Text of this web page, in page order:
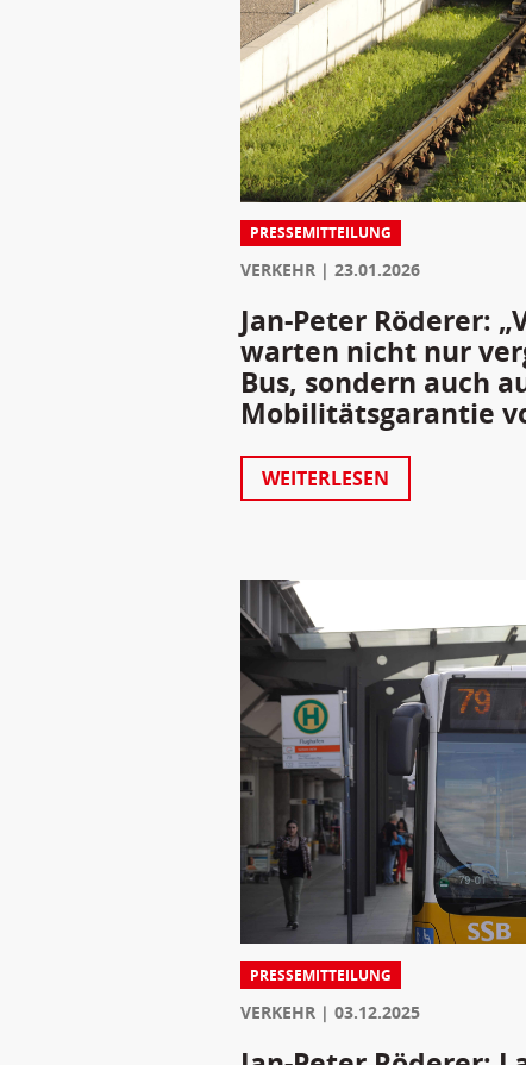
PRESSEMITTEILUNG
VERKEHR 23.01.2026
Jan-Peter Röderer:
warten nicht nur
Bus, sondern auch
Mobilitätsgarantie
WEITERLESEN
PRESSEMITTEILUNG
VERKEHR 03.12.2025